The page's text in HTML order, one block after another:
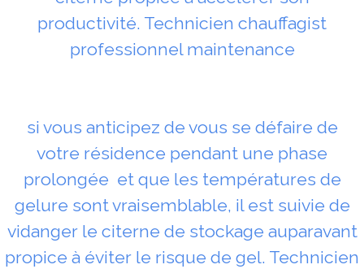
productivité. Technicien chauffagist
professionnel maintenance
si vous anticipez de vous se défaire de
votre résidence pendant une phase
prolongée et que les températures de
gelure sont vraisemblable, il est suivie de
vidanger le citerne de stockage auparavant
propice à éviter le risque de gel. Technicien